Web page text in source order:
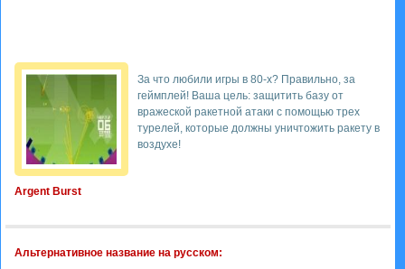
Argent Burst
За что любили игры в 80-х? Правильно, за
геймплей! Ваша цель: защитить базу от
вражеской ракетной атаки с помощью трех
турелей, которые должны уничтожить ракету в
воздухе!
Альтернативное название на русском: